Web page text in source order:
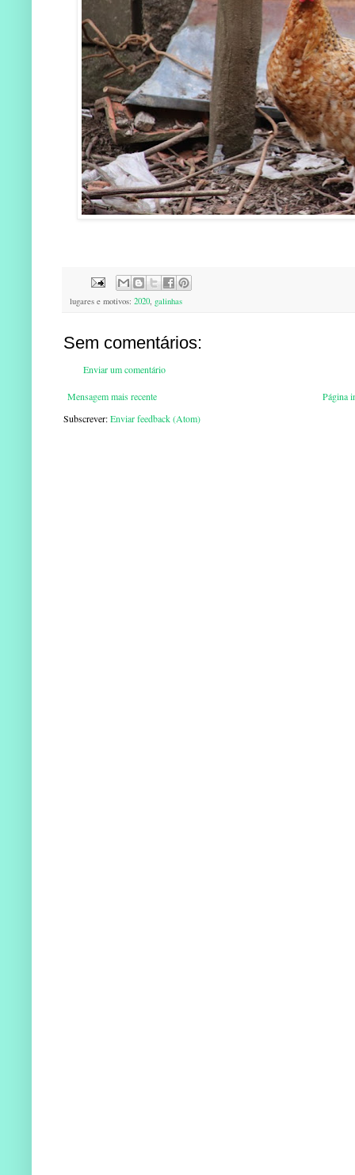
lugares e motivos: 2020, galinhas
Sem comentários:
Enviar um comentário
Mensagem mais recente
Página
Subscrever:Enviar feedback (Atom)